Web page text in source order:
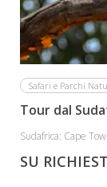
Safari e Parchi
Tour dal
Sudafrica: Cape
SU